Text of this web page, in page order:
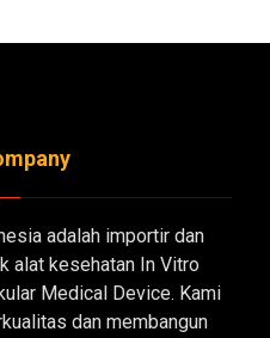
adalah importir dan
alat kesehatan In Vitro
Medical Device. Kami
dan membangun